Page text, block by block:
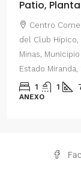
Patio,
Centro
del Club Hípico,
Minas,
Estado
1 1
ANEXO